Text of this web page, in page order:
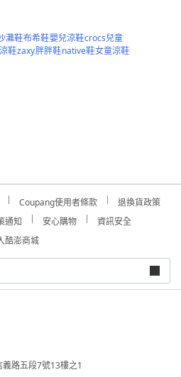
灘鞋布希鞋嬰兒涼鞋crocs兒童
鞋zaxy胖胖鞋native鞋女童涼鞋
Coupang使用者條款
退換貨政策
通知 安心購物
資訊安全
酷澎商城
路五段7號13樓之1